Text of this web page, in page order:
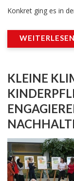
Konkret ging es in
KLEINE